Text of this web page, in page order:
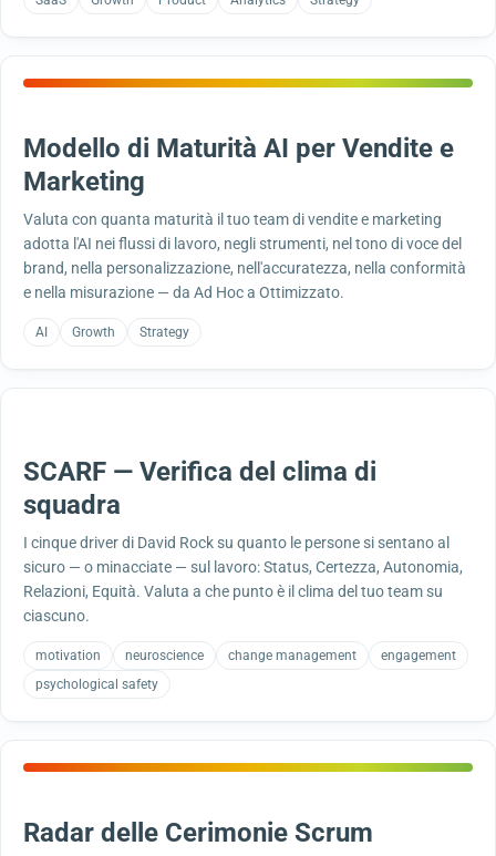
Modello di Maturità AI per Vendite e
Marketing
Valuta con quanta maturità il tuo team di vendite e marketing
adotta l'AI nei flussi di lavoro, negli strumenti, nel tono di voce del
brand, nella personalizzazione, nell'accuratezza, nella conformità
e nella misurazione — da Ad Hoc a Ottimizzato.
AI Growth Strategy
SCARF — Verifica del clima di
squadra
I cinque driver di David Rock su quanto le persone si sentano al
sicuro — o minacciate — sul lavoro: Status, Certezza, Autonomia,
Relazioni, Equità. Valuta a che punto è il clima del tuo team su
ciascuno.
motivation neuroscience change management
engagement
psychological safety
Radar delle Cerimonie Scrum